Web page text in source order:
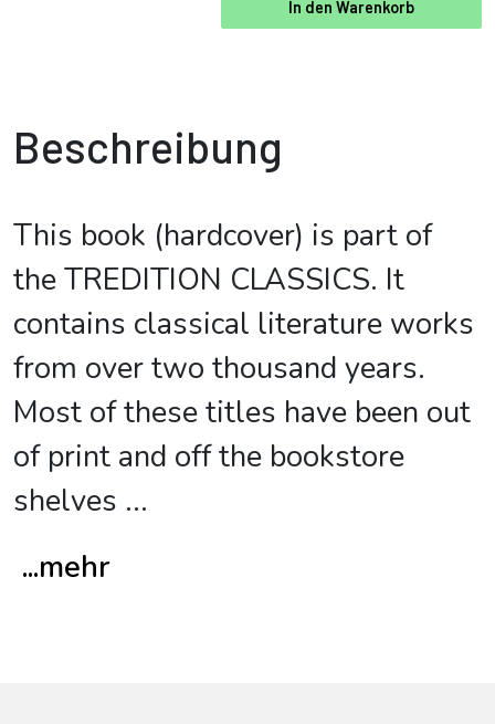
In den Warenkorb
Beschreibung
This book (hardcover) is part of
the TREDITION CLASSICS. It
contains classical literature works
from over two thousand years.
Most of these titles have been out
of print and off the bookstore
shelves ...
...mehr